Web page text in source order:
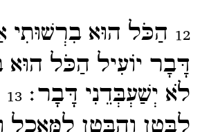
12 הַכֹּל הוּא בִרְשׁוּתִי
דָּבָר יוֹעִיל הַכֹּל הוּא
לֹא יְשַׁעְבְּדֵנִי דָּבָר׃13